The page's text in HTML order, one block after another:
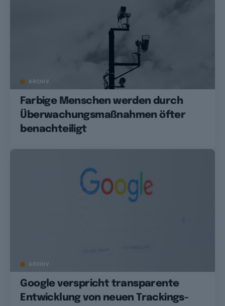
ARCHIV
Farbige Menschen werden durch
Überwachungsmaßnahmen öfter
benachteiligt
ARCHIV
Google verspricht transparente
Entwicklung von neuen Trackings-